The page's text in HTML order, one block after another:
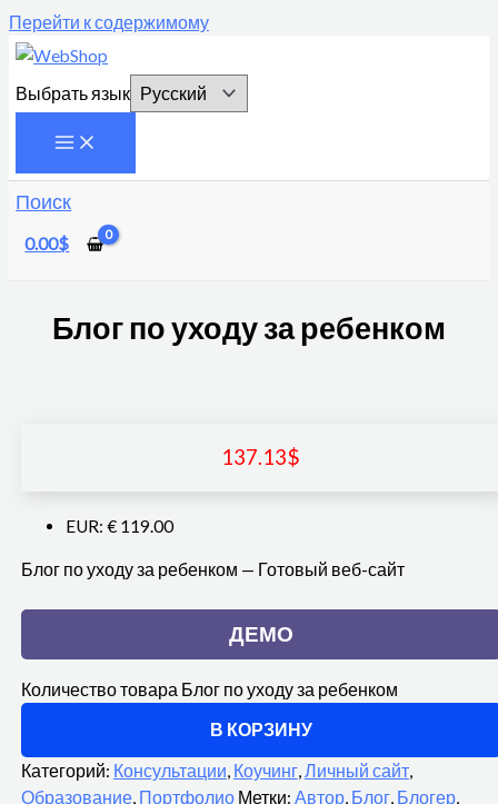
Перейти к содержимому
Выбрать язык
Поиск
0.00$
Блог по уходу за ребенком
137.13$
EUR: € 119.00
Блог по уходу за ребенком — Готовый веб-сайт
ДЕМО
Количество товара Блог по уходу за ребенком
В КОРЗИНУ
Категорий: Консультации, Коучинг,Личный сайт,
Образование, Портфолио Метки: Автор, Блог, Блогер,